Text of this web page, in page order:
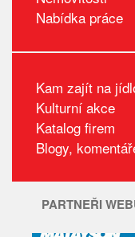
Nabídka práce
Kam zajít na
Kulturní akce
Katalog firem
Blogy,
PARTNEŘI